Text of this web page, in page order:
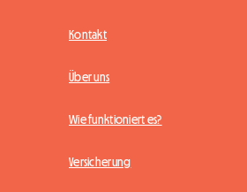
Kontakt
Über uns
Wie funktioniert es?
Versicherung